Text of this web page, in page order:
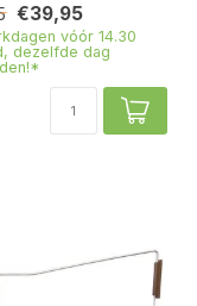
€39,95
vóór 14.30
dezelfde dag